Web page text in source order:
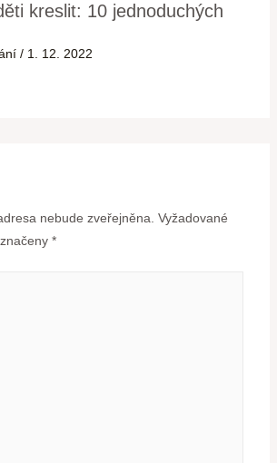
kreslit: 10 jednoduchých
/ 1. 12. 2022
nebude zveřejněna. Vyžadované
*